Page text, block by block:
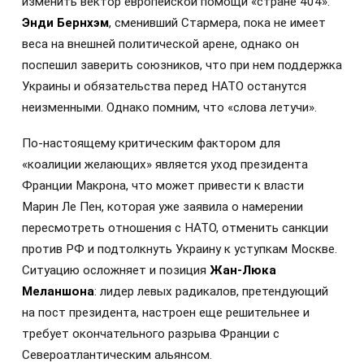
Энди Бернхэм, сменивший Стармера, пока не имеет
веса на внешней политической арене, однако он
поспешил заверить союзников, что при нем поддержка
Украины и обязательства перед НАТО останутся
неизменными. Однако помним, что «слова летучи».
По-настоящему критическим фактором для
«коалиции желающих» является уход президента
Франции Макрона, что может привести к власти
Марин Ле Пен, которая уже заявила о намерении
пересмотреть отношения с НАТО, отменить санкции
против РФ и подтолкнуть Украину к уступкам Москве.
Ситуацию осложняет и позиция Жан-Люка
Меланшона: лидер левых радикалов, претендующий
на пост президента, настроен еще решительнее и
требует окончательного разрыва Франции с
Североатлантическим альянсом.